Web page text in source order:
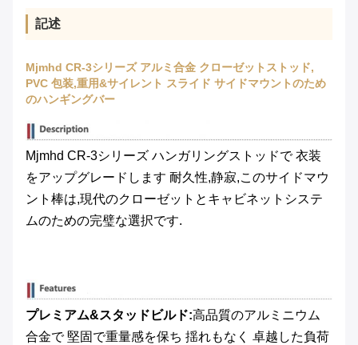
記述
Mjmhd CR-3シリーズ アルミ合金 クローゼットストッド,
PVC 包装,重用&サイレント スライド サイドマウントのため
のハンギングバー
Mjmhd CR-3シリーズ ハンガリングストッドで 衣装
をアップグレードします 耐久性,静寂,このサイドマウ
ント棒は,現代のクローゼットとキャビネットシステ
ムのための完璧な選択です.
プレミアム&スタッドビルド:高品質のアルミニウム
合金で 堅固で重量感を保ち 揺れもなく 卓越した負荷